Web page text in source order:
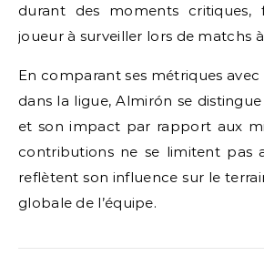
durant des moments
joueur à surveiller lors de matchs
En comparant ses métriques avec
dans la ligue, Almirón se
et son impact par rapport aux
contributions ne se limitent pas
reflètent son influence sur le
globale de l’équipe.